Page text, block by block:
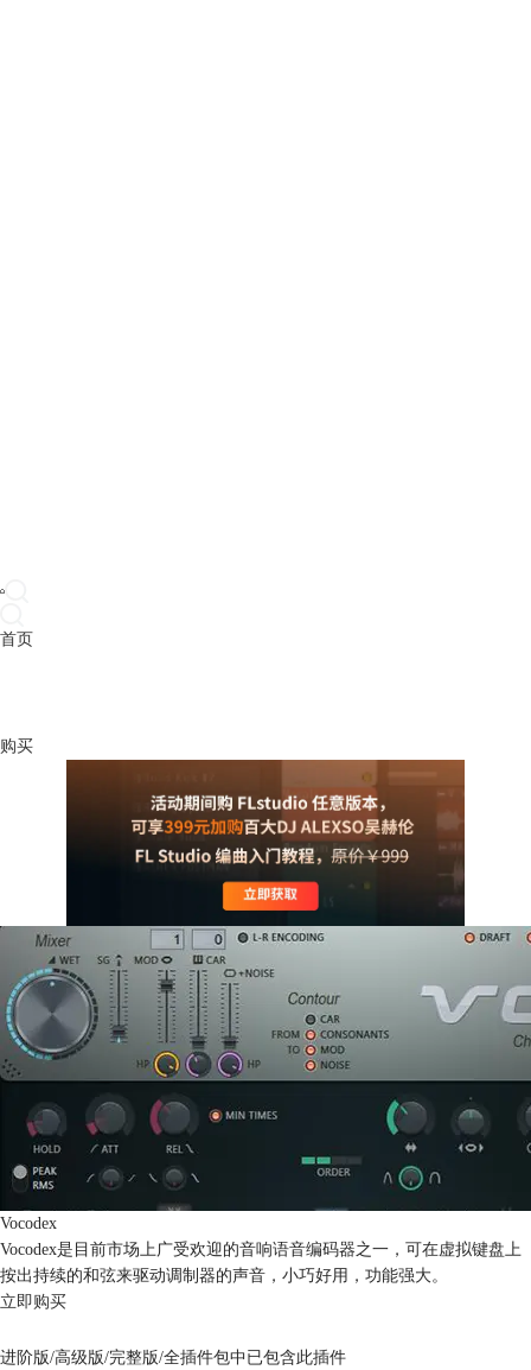
首页
购买
Vocodex
Vocodex是目前市场上广受欢迎的音响语音编码器之一，可在虚拟键盘上
按出持续的和弦来驱动调制器的声音，小巧好用，功能强大。
立即购买
进阶版/高级版/完整版/全插件包中已包含此插件